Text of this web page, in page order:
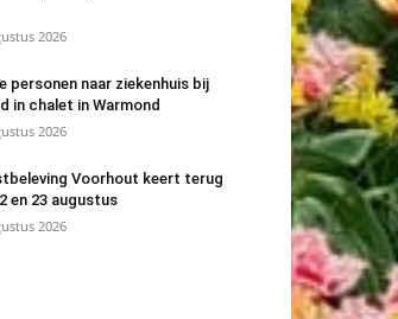
2026
personen naar ziekenhuis bij
in chalet in Warmond
2026
Voorhout keert terug
en 23 augustus
2026